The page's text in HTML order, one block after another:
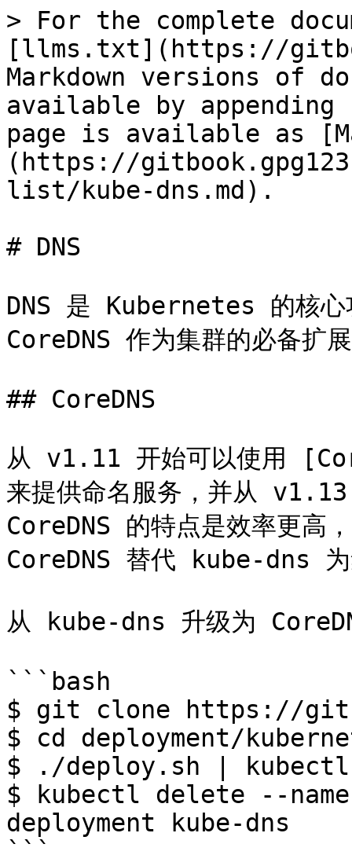
> For the complete
[llms.txt](https://
Markdown versions of
available by
page is available as
(https://
list/kube-dns.md).
# DNS
DNS 是 Kubernetes 的核
CoreDNS 作为集群的必备扩
## CoreDNS
从 v1.11 开始可以使用
来提供命名服务，并从
CoreDNS 的特点是效率更高
CoreDNS 替代 kube-dns 为
从 kube-dns 升级为
```bash
$ git clone https://
$ cd deployment/
$ ./deploy.sh |
$ kubectl delete --
deployment kube-dns
```